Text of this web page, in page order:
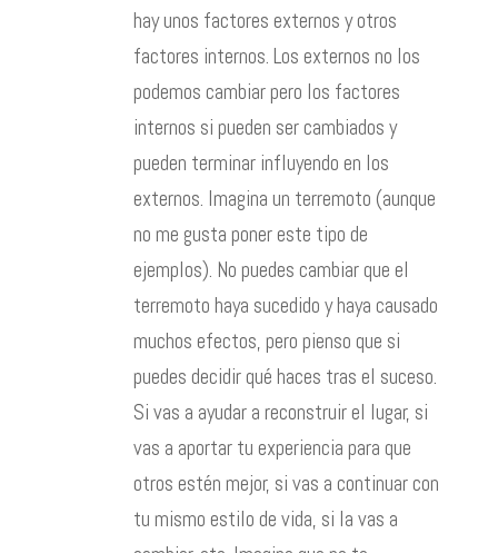
hay unos factores externos y otros
factores internos. Los externos no los
podemos cambiar pero los factores
internos si pueden ser cambiados y
pueden terminar influyendo en los
externos. Imagina un terremoto (aunque
no me gusta poner este tipo de
ejemplos). No puedes cambiar que el
terremoto haya sucedido y haya causado
muchos efectos, pero pienso que si
puedes decidir qué haces tras el suceso.
Si vas a ayudar a reconstruir el lugar, si
vas a aportar tu experiencia para que
otros estén mejor, si vas a continuar con
tu mismo estilo de vida, si la vas a